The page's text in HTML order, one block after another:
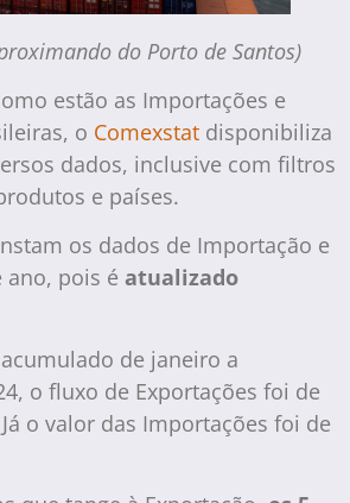
do Porto de Santos)
estão as Importações e
o Comexstat disponibiliza
dados, inclusive com filtros
e países.
os dados de Importação e
ano, pois é atualizado
de janeiro a
o fluxo de Exportações foi de
o valor das Importações foi de